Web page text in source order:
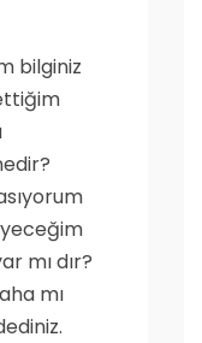
bilginiz
mı dır?
mı